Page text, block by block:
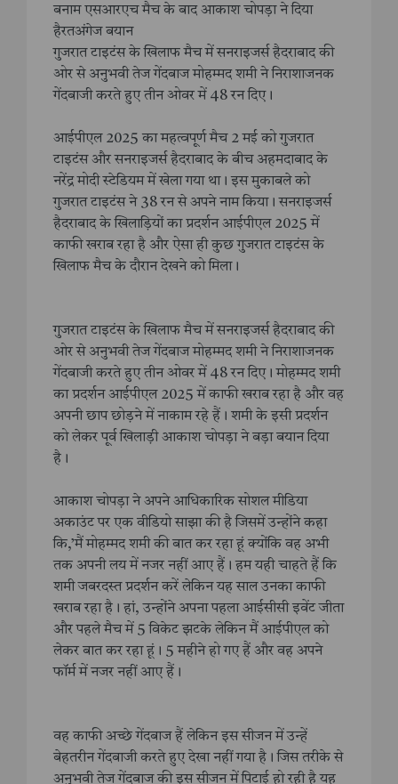
बनाम एसआरएच मैच के बाद आकाश चोपड़ा ने दिया
हैरतअंगेज बयान
गुजरात टाइटंस के खिलाफ मैच में सनराइजर्स हैदराबाद की
ओर से अनुभवी तेज गेंदबाज मोहम्मद शमी ने निराशाजनक
गेंदबाजी करते हुए तीन ओवर में 48 रन दिए।
आईपीएल 2025 का महत्वपूर्ण मैच 2 मई को गुजरात
टाइटंस और सनराइजर्स हैदराबाद के बीच अहमदाबाद के
नरेंद्र मोदी स्टेडियम में खेला गया था। इस मुकाबले को
गुजरात टाइटंस ने 38 रन से अपने नाम किया। सनराइजर्स
हैदराबाद के खिलाड़ियों का प्रदर्शन आईपीएल 2025 में
काफी खराब रहा है और ऐसा ही कुछ गुजरात टाइटंस के
खिलाफ मैच के दौरान देखने को मिला।
गुजरात टाइटंस के खिलाफ मैच में सनराइजर्स हैदराबाद की
ओर से अनुभवी तेज गेंदबाज मोहम्मद शमी ने निराशाजनक
गेंदबाजी करते हुए तीन ओवर में 48 रन दिए। मोहम्मद शमी
का प्रदर्शन आईपीएल 2025 में काफी खराब रहा है और वह
अपनी छाप छोड़ने में नाकाम रहे हैं। शमी के इसी प्रदर्शन
को लेकर पूर्व खिलाड़ी आकाश चोपड़ा ने बड़ा बयान दिया
है।
आकाश चोपड़ा ने अपने आधिकारिक सोशल मीडिया
अकाउंट पर एक वीडियो साझा की है जिसमें उन्होंने कहा
कि,’मैं मोहम्मद शमी की बात कर रहा हूं क्योंकि वह अभी
तक अपनी लय में नजर नहीं आए हैं। हम यही चाहते हैं कि
शमी जबरदस्त प्रदर्शन करें लेकिन यह साल उनका काफी
खराब रहा है। हां, उन्होंने अपना पहला आईसीसी इवेंट जीता
और पहले मैच में 5 विकेट झटके लेकिन मैं आईपीएल को
लेकर बात कर रहा हूं। 5 महीने हो गए हैं और वह अपने
फॉर्म में नजर नहीं आए हैं।
वह काफी अच्छे गेंदबाज हैं लेकिन इस सीजन में उन्हें
बेहतरीन गेंदबाजी करते हुए देखा नहीं गया है। जिस तरीके से
अनुभवी तेज गेंदबाज की इस सीजन में पिटाई हो रही है यह